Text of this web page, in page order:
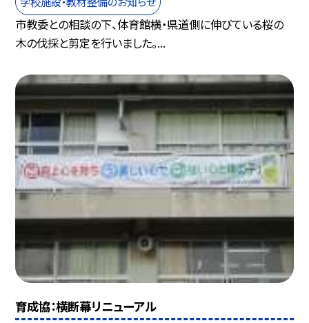
市教委との相談の下、体育館横・県道側に伸びている桜の
木の伐採と剪定を行いました。...
育成協：横断幕リニューアル